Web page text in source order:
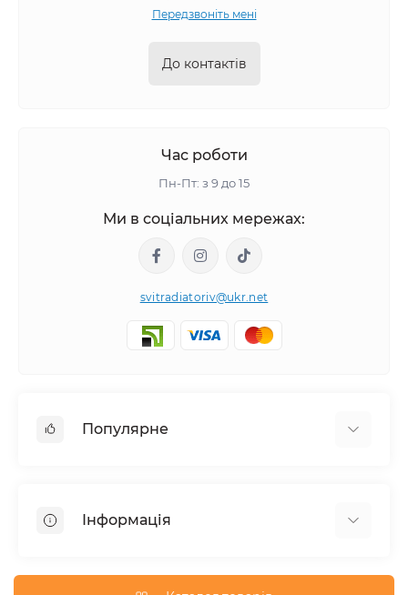
Передзвоніть мені
До контактів
Час роботи
Пн-Пт: з 9 до 15
Ми в соціальних мережах:
svitradiatoriv@ukr.net
Популярне
Кутовий
Внутрішньопідлогові конвектори
Інформація